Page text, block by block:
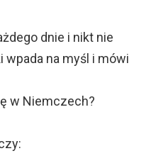
dnie i nikt nie
wpada na myśl i mówi
w Niemczech?